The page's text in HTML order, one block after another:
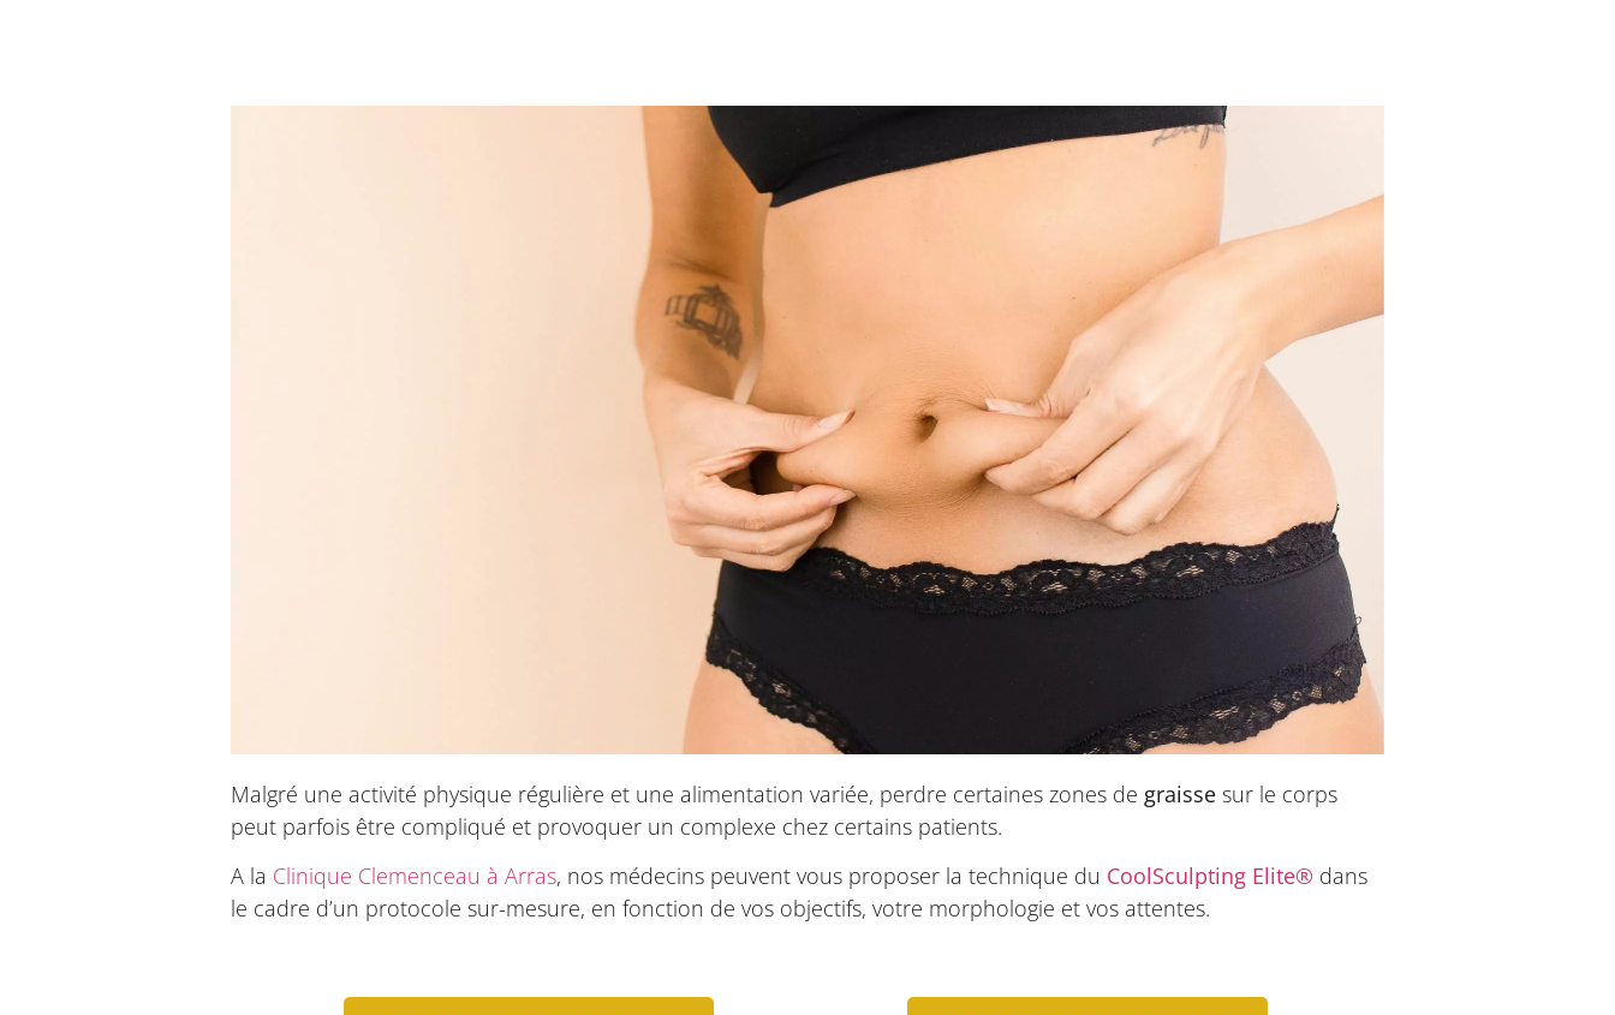
Malgré une activité physique régulière et une alimentation variée, perdre certaines zones de graisse sur le corps
peut parfois être compliqué et provoquer un complexe chez certains patients.
A la Clinique Clemenceau à Arras, nos médecins peuvent vous proposer la technique du CoolSculpting Elite® dans
le cadre d’un protocole sur-mesure, en fonction de vos objectifs, votre morphologie et vos attentes.